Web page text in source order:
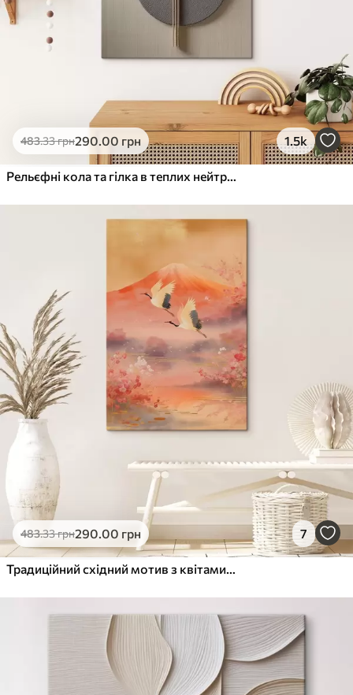
483.33грн290.00 грн 1.5k
Рельєфні кола та гілка в теплих нейтральних тонах
483.33грн290.00 грн 7
Традиційний східний мотив з квітами сакури та журавлями